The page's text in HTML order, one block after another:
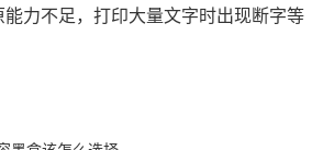
力不足，打印大量文字时出现断字等